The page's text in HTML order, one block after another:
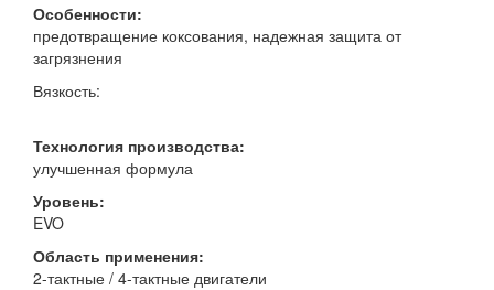
Особенности:
предотвращение коксования, надежная защита от
загрязнения
Вязкость:
Технология производства:
улучшенная формула
Уровень:
EVO
Область применения:
2-тактные / 4-тактные двигатели